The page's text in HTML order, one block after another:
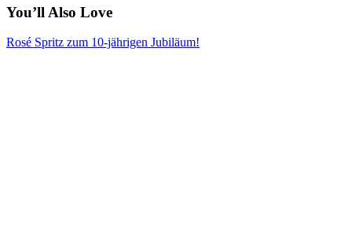
You’ll Also Love
Rosé Spritz zum 10-jährigen Jubiläum!